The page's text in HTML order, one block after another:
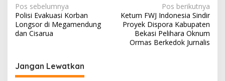
N
a
v
g
Pos sebelumnya
Polisi Evakuasi Korban
Longsor di Megamendung
dan Cisarua
Pos berikutnya
Ketum FWJ Indonesia Sindir
Proyek Dispora Kabupaten
Bekasi Pelihara Oknum
Ormas Berkedok Jurnalis
Jangan Lewatkan